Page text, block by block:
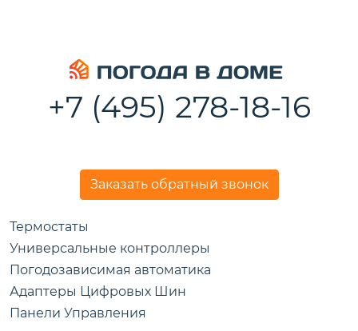
+7 (495) 278-18-16
Заказать обратный звонок
Термостаты
Универсальные контроллеры
Погодозависимая автоматика
Адаптеры Цифровых Шин
Панели Управления